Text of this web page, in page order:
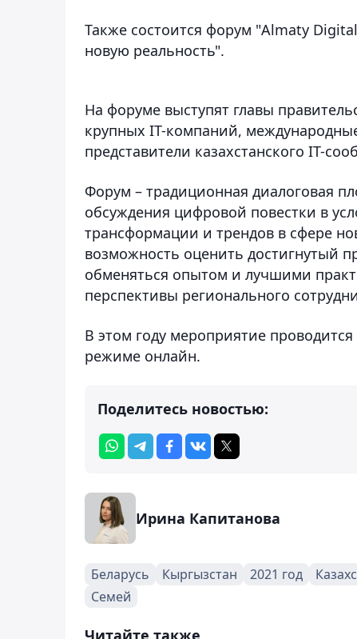
Также состоится форум "Almaty
новую реальность".
На форуме выступят главы
крупных IT-компаний,
представители казахстанского IT-
Форум – традиционная диалоговая
обсуждения цифровой повестки в
трансформации и трендов в сфере
возможность оценить достигнутый
обменяться опытом и лучшими
перспективы регионального
В этом году мероприятие
режиме онлайн.
Поделитесь новостью:
Ирина Капитанова
Беларусь Кыргызстан 2021 год
Семей
Читайте также